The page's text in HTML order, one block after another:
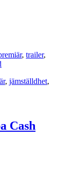
, trailer,
, jämställdhet,
Cash